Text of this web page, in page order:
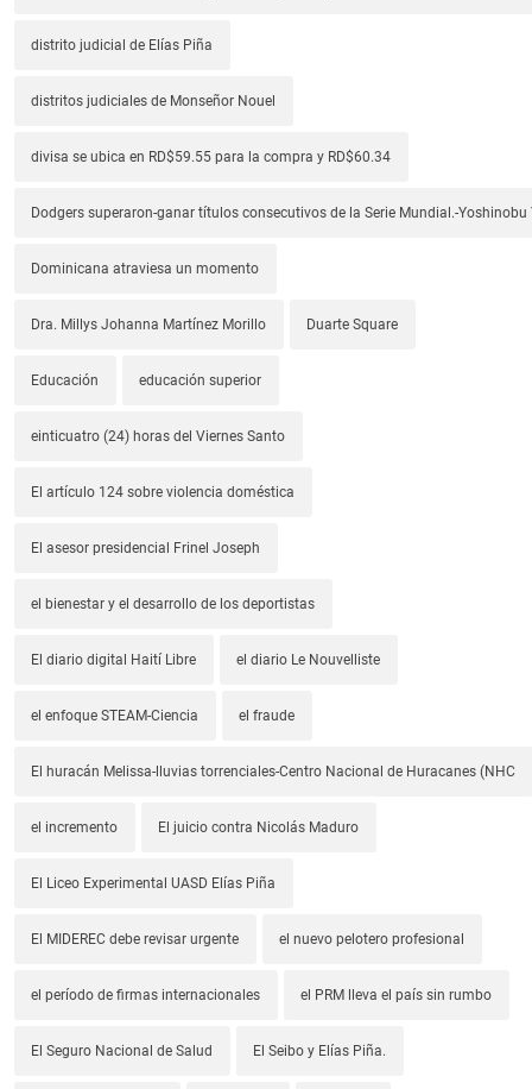
distrito judicial de Elías Piña
distritos judiciales de Monseñor Nouel
divisa se ubica en RD$59.55 para la compra y RD$60.34
Dodgers superaron-ganar títulos consecutivos de la Serie Mundial.-
Dominicana atraviesa un momento
Dra. Millys Johanna Martínez Morillo Duarte Square
Educación educación superior
einticuatro (24) horas del Viernes Santo
El artículo 124 sobre violencia doméstica
El asesor presidencial Frinel Joseph
el bienestar y el desarrollo de los deportistas
El diario digital Haití Libre el diario Le Nouvelliste
el enfoque STEAM-Ciencia el fraude
El huracán Melissa-lluvias torrenciales-Centro Nacional de Huracanes (NHC
el incremento El juicio contra Nicolás Maduro
El Liceo Experimental UASD Elías Piña
El MIDEREC debe revisar urgente el nuevo pelotero profesional
el período de firmas internacionales el PRM lleva el país sin rumbo
El Seguro Nacional de Salud El Seibo y Elías Piña.